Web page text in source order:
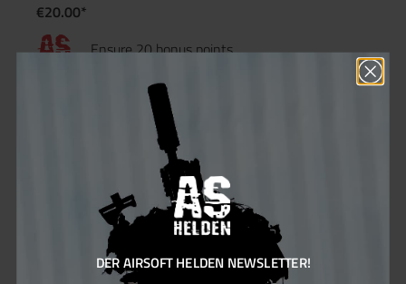
€20.00*
Ensure 20 bonus points
DER AIRSOFT HELDEN NEWSLETTER!